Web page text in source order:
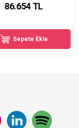
86.654TL
Sepete Ekle